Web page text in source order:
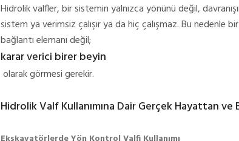
Hidrolik valfler, bir sistemin yalnızca yönünü değil,
sistem ya verimsiz çalışır ya da hiç çalışmaz. Bu nedenle
bağlantı elemanı değil;
karar verici birer beyin
olarak görmesi gerekir.
Hidrolik Valf Kullanımına Dair Gerçek Hayattan